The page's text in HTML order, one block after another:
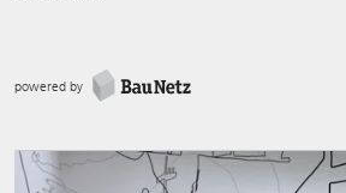
powered by